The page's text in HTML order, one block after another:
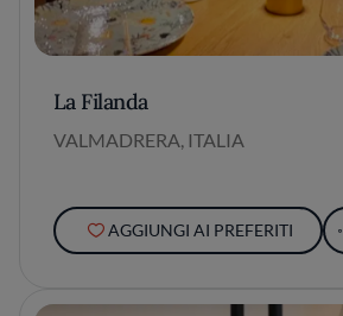
La Filanda
VALMADRERA, ITALIA
AGGIUNGI AI PREFERITI